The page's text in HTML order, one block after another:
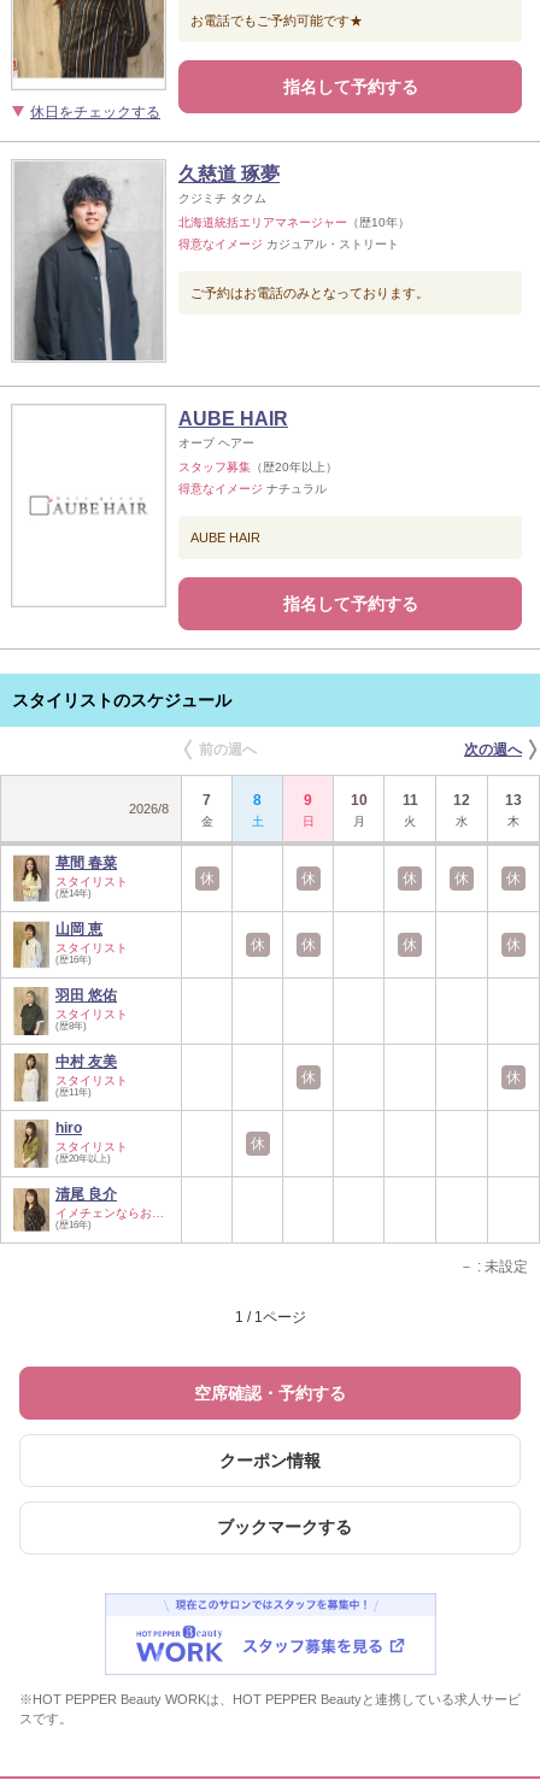
休日をチェックする
お電話でもご予約可能です★
指名して予約する
久慈道 琢夢
クジミチ タクム
北海道統括エリアマネージャー （歴10年）
得意なイメージ カジュアル・ストリート
ご予約はお電話のみとなっております。
AUBE HAIR
オーブ ヘアー
スタッフ募集 （歴20年以上）
得意なイメージ ナチュラル
AUBE HAIR
指名して予約する
スタイリストのスケジュール
前の週へ 次の週へ
2026/8 7
金
8
土
9
日
10
月
11
火
12
水
13
木
草間 春菜
スタイリスト
(歴14年)
山岡 恵
スタイリスト
(歴16年)
羽田 悠佑
スタイリスト
(歴8年)
中村 友美
スタイリスト
(歴11年)
hiro
スタイリスト
(歴20年以上)
清尾 良介
(歴16年)
休 休 休 休 休
休 休 休 休
休 休
休
－ : 未設定
1 / 1ページ
空席確認・予約する
クーポン情報
ブックマークする
※HOT PEPPER Beauty WORKは、HOT PEPPER Beautyと連携している求人サービ
スです。